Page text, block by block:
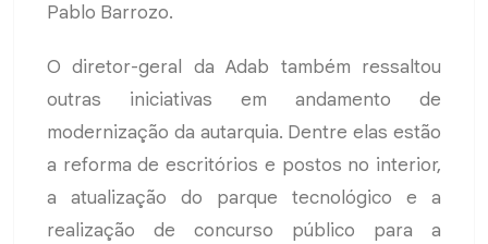
Pablo Barrozo.
O diretor-geral da Adab também ressaltou
outras iniciativas em andamento de
modernização da autarquia. Dentre elas estão
a reforma de escritórios e postos no interior,
a atualização do parque tecnológico e a
realização de concurso público para a